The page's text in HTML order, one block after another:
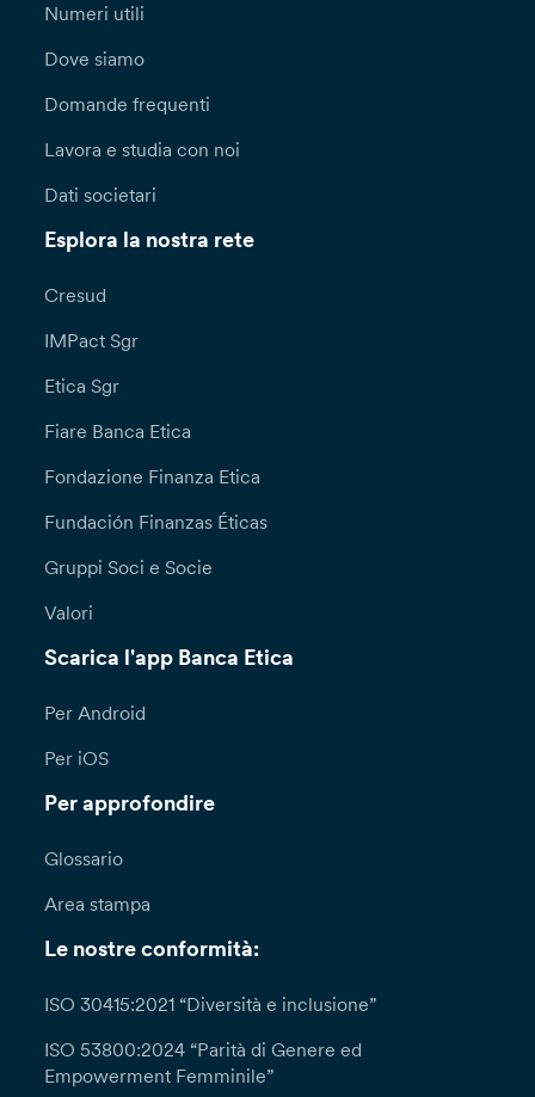
Numeri utili
Dove siamo
Domande frequenti
Lavora e studia con noi
Dati societari
Esplora la nostra rete
Cresud
IMPact Sgr
Etica Sgr
Fiare Banca Etica
Fondazione Finanza Etica
Fundación Finanzas Éticas
Gruppi Soci e Socie
Valori
Scarica l'app Banca Etica
Per Android
Per iOS
Per approfondire
Glossario
Area stampa
Le nostre conformità:
ISO 30415:2021 “Diversità e inclusione”
ISO 53800:2024 “Parità di Genere ed
Empowerment Femminile”